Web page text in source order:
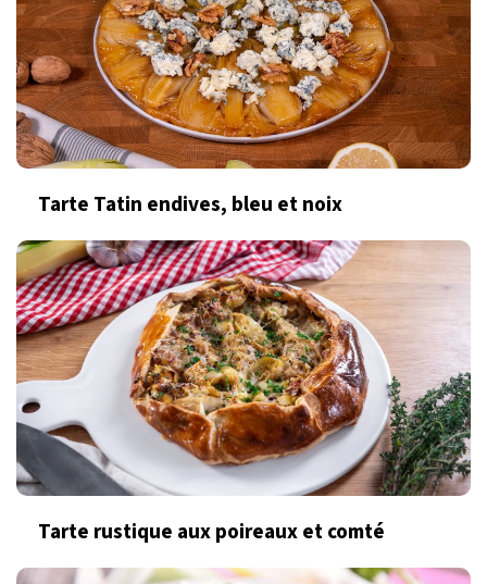
Tarte Tatin endives, bleu et noix
Tarte rustique aux poireaux et comté